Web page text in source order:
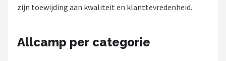
POPULAIRE MERKEN
zijn toewijding aan kwaliteit en klanttevredenheid.
Allcamp per categorie